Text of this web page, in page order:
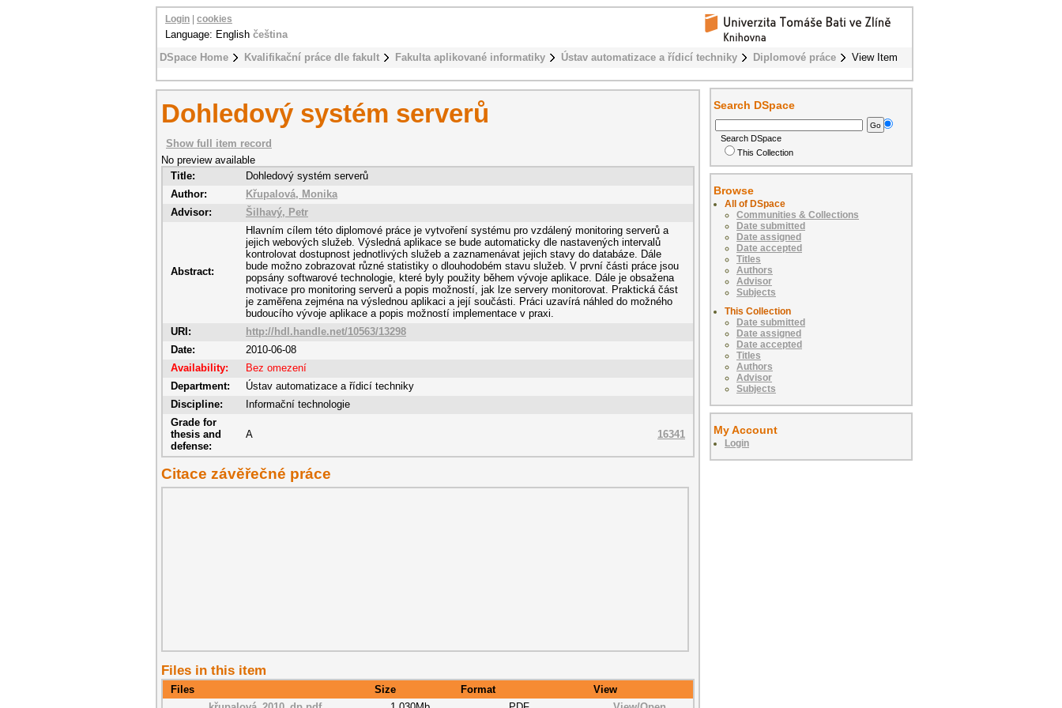
DSpace Home Kvalifikační práce dle fakult Fakulta aplikované informatiky Ústav automatizace a řídicí techniky Diplomové práce View Item
Login cookies
Language: English čeština
Dohledový systém serverů
Show full item record
No preview available
Title:
Dohledový systém serverů
Author:
Křupalová, Monika
Advisor:
Šilhavý, Petr
Abstract:
Hlavním cílem této diplomové práce je vytvoření systému pro vzdálený monitoring serverů a
jejich webových služeb. Výsledná aplikace se bude automaticky dle nastavených intervalů
kontrolovat dostupnost jednotlivých služeb a zaznamenávat jejich stavy do databáze. Dále
bude možno zobrazovat různé statistiky o dlouhodobém stavu služeb. V první části práce jsou
popsány softwarové technologie, které byly použity během vývoje aplikace. Dále je obsažena
motivace pro monitoring serverů a popis možností, jak lze servery monitorovat. Praktická část
je zaměřena zejména na výslednou aplikaci a její součásti. Práci uzavírá náhled do možného
budoucího vývoje aplikace a popis možností implementace v praxi.
URI:
http://hdl.handle.net/10563/13298
Date:
2010-06-08
Availability:
Bez omezení
Department:
Ústav automatizace a řídicí techniky
Discipline:
Informační technologie
Grade for
thesis and
defense:
A 16341
Citace závěřečné práce
Files in this item
Files Size Format
View
Search DSpace
Search DSpace
This Collection
Browse
All of DSpace
Communities & Collections
Date submitted
Date assigned
Date accepted
Titles
Authors
Advisor
Subjects
This Collection
Date submitted
Date assigned
Date accepted
Titles
Authors
Advisor
Subjects
My Account
Login